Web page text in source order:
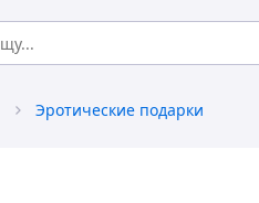
Эротические подарки